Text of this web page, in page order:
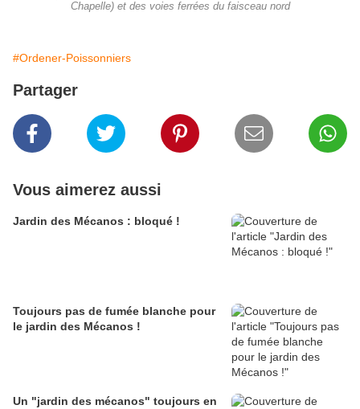
Chapelle) et des voies ferrées du faisceau nord
#Ordener-Poissonniers
Partager
Vous aimerez aussi
Jardin des Mécanos : bloqué !
Toujours pas de fumée blanche pour
le jardin des Mécanos !
Un "jardin des mécanos" toujours en